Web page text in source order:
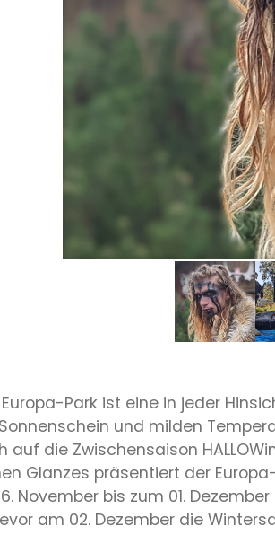
Park ist eine in jeder
und milden
auf die Zwischensaison
Glanzes präsentiert der
November bis zum 01.
am 02. Dezember die